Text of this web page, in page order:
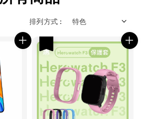
排列方式 :